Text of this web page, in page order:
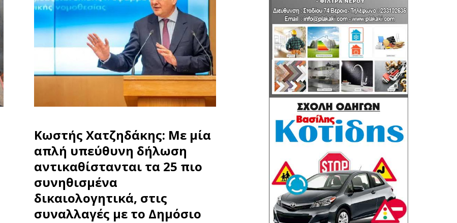
Κωστής Χατζηδάκης: Με μία
απλή υπεύθυνη δήλωση
αντικαθίστανται τα 25 πιο
συνηθισμένα
δικαιολογητικά, στις
συναλλαγές με το Δημόσιο